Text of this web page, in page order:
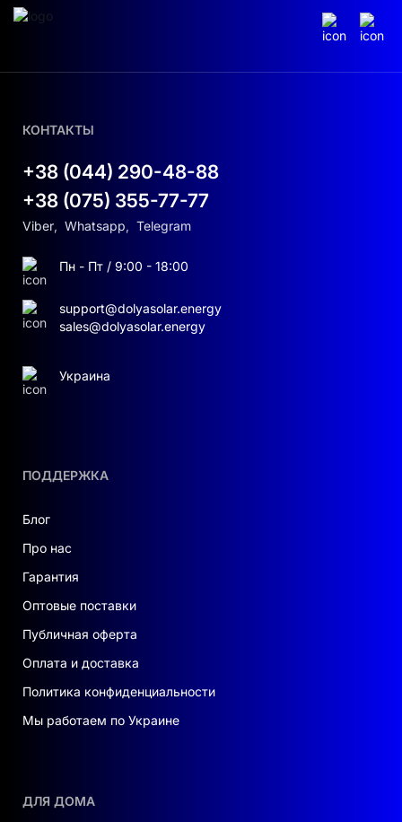
ПОДДЕРЖКА
Блог
Про нас
Гарантия
Оптовые поставки
Публичная оферта
Оплата и доставка
Политика конфиденциальности
Мы работаем по Украине
ДЛЯ ДОМА
КОНТАКТЫ
+38 (044) 290-48-88
+38 (075) 355-77-77
Viber, Whatsapp, Telegram
Пн - Пт / 9:00 - 18:00
support@dolyasolar.energy
sales@dolyasolar.energy
Украина